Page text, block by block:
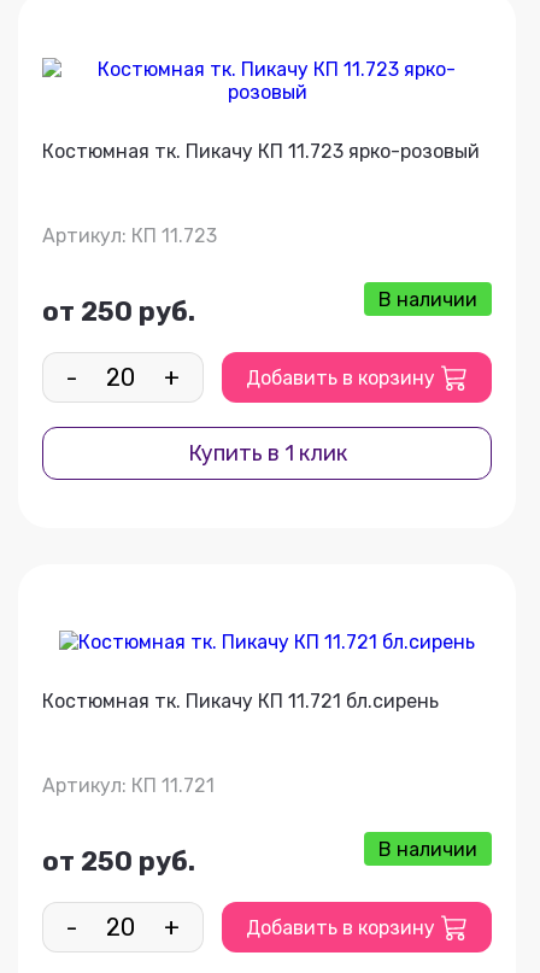
Костюмная тк. Пикачу КП 11.723 ярко-розовый
Артикул: КП 11.723
от 250 руб. В наличии
- + Добавить в корзину
Купить в 1 клик
Костюмная тк. Пикачу КП 11.721 бл.сирень
Артикул: КП 11.721
от 250 руб. В наличии
- + Добавить в корзину